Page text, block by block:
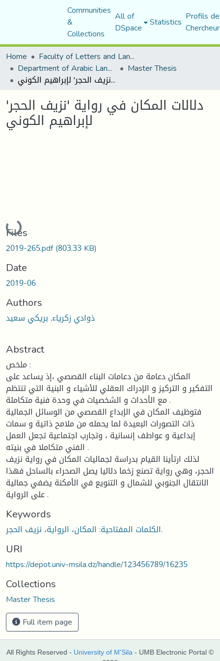
Communities
&
Collections
All of
DSpace Statistics Profils
Home
Faculty of Letters and Languages
Department of Arabic Language and Literature Master Thesis
دلالات المكان في رواية 'نزيف الحجر' لإبراهيم الكوني
دلالات المكان في رواية 'نزيف الحجر'
لإبراهيم الكوني
Loading...
Files
2019-265.pdf(803.33 KB)
Date
2019-06
Authors
ذوادي زكرياء, بريكي سعيد
Abstract
ملخص :
المكان دعامة من دعامات البناء القصصي ،إذ يساعد على
التفكير و التركيز و الإدراك العقلي للأشياء و البنية التي تنتظم
مع الأحداث و الشخصيات في وحدة فنية متكاملة .
فتوظيف المكان في الإبداع القصصي من الوسائل الجمالية
ذات التصورات البعيدة لما يحمله من ملامح ذاتية و سمات
إبداعية و عواطف إنسانية ، وتجارب اجتماعية تجعل العمل
الفني متكاملا في بنيته .
لذلك ارتأينا القيام بدراسة لجماليات المكان في رواية نزيف
الحجر، وهي رواية تصنع زخما دلاليا يصل الصحراء بالساحل فهذا
الانتقال الجنوبي للشمال و التنويع في الأمكنة يضفي جمالية
على الرواية .
Keywords
الكلمات المفتاحية: المكان، الرواية، نزيف الحجر.
URI
https://depot.univ-msila.dz/handle/123456789/16235
Collections
Master Thesis
Full item page
All Rights Reserved - University of M'Sila - UMB Electronic Portal ©